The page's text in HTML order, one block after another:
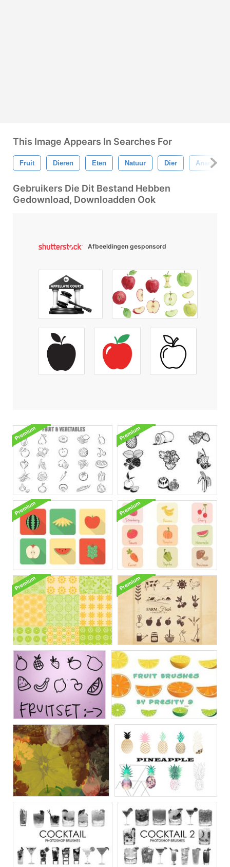
This Image Appears In Searches For
Fruit Dieren Eten Natuur Dier Ananas
Gebruikers Die Dit Bestand Hebben
Gedownload, Downloadden Ook
Afbeeldingen gesponsord